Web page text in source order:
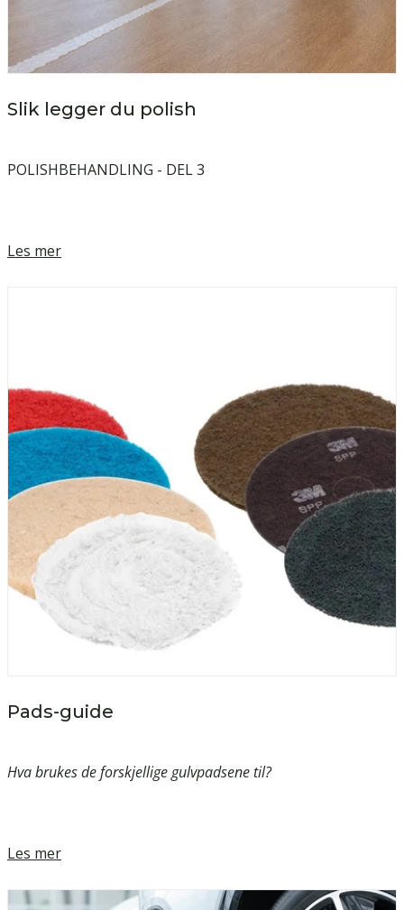
Slik legger du polish
POLISHBEHANDLING - DEL 3
Les mer
Pads-guide
Hva brukes de forskjellige gulvpadsene til?
Les mer